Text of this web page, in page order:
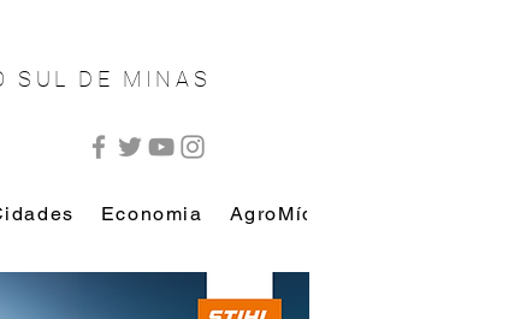
SUL DE MINAS
Economia AgroMídia